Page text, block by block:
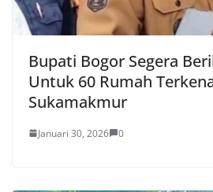
Bupati Bogor Segera
Untuk 60 Rumah
Sukamakmur
Januari 30, 2026 0